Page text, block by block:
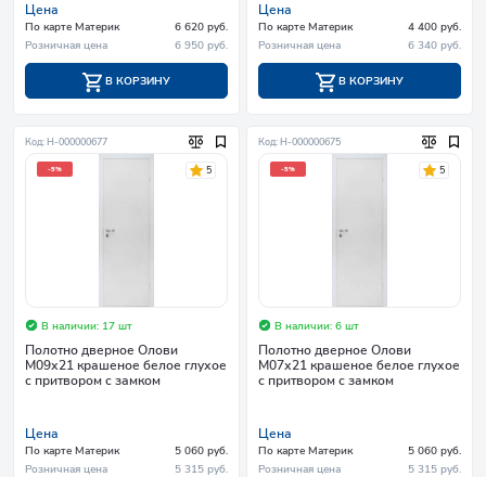
Цена
По карте Материк
6 620 руб.
Розничная цена
6 950 руб.
В КОРЗИНУ
Цена
По карте Материк
4 400 руб.
Розничная цена
6 340 руб.
В КОРЗИНУ
Код: Н-000000677
-5% 5
В наличии: 17 шт
Полотно дверное Олови
М09х21 крашеное белое глухое
с притвором с замком
Цена
По карте Материк
5 060 руб.
Розничная цена
5 315 руб.
Код: Н-000000675
-5% 5
В наличии: 6 шт
Полотно дверное Олови
М07х21 крашеное белое глухое
с притвором с замком
Цена
По карте Материк
5 060 руб.
Розничная цена
5 315 руб.